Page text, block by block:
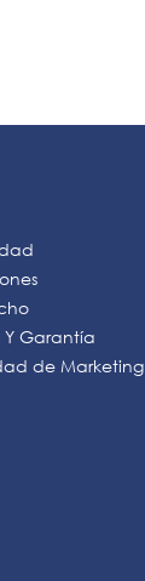
Garantía
de Marketing